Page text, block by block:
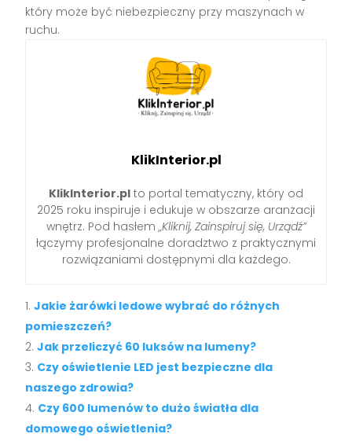
który może być niebezpieczny przy maszynach w
ruchu.
KlikInterior.pl
KlikInterior.pl to portal tematyczny, który od
2025 roku inspiruje i edukuje w obszarze aranżacji
wnętrz. Pod hasłem „Kliknij, Zainspiruj się, Urządź”
łączymy profesjonalne doradztwo z praktycznymi
rozwiązaniami dostępnymi dla każdego.
Jakie żarówki ledowe wybrać do różnych
pomieszczeń?
Jak przeliczyć 60 luksów na lumeny?
Czy oświetlenie LED jest bezpieczne dla
naszego zdrowia?
Czy 600 lumenów to dużo światła dla
domowego oświetlenia?